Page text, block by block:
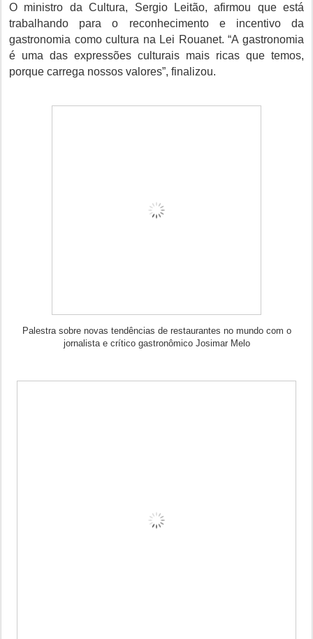
O ministro da Cultura, Sergio Leitão, afirmou que está
trabalhando para o reconhecimento e incentivo da
gastronomia como cultura na Lei Rouanet. “A gastronomia
é uma das expressões culturais mais ricas que temos,
porque carrega nossos valores”, finalizou.
Palestra sobre novas tendências de restaurantes no mundo com o
jornalista e crítico gastronômico Josimar Melo